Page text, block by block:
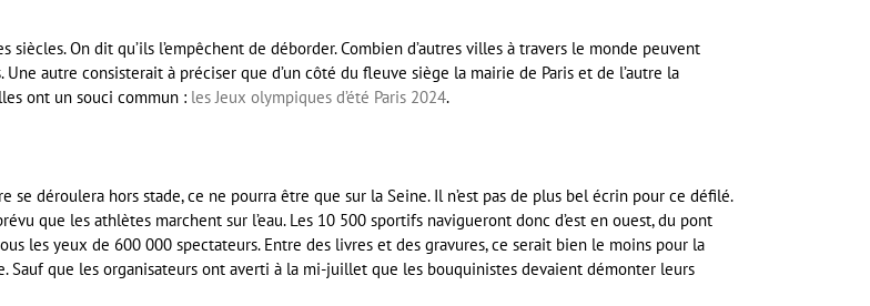
On dit qu’ils l’empêchent de déborder. Combien d’autres villes à travers le monde peuvent
autre consisterait à préciser que d’un côté du fleuve siège la mairie de Paris et de l’autre la
ont un souci commun : les Jeux olympiques d’été Paris 2024.
déroulera hors stade, ce ne pourra être que sur la Seine. Il n’est pas de plus bel écrin pour ce défilé.
que les athlètes marchent sur l’eau. Les 10 500 sportifs navigueront donc d’est en ouest, du pont
les yeux de 600 000 spectateurs. Entre des livres et des gravures, ce serait bien le moins pour la
Sauf que les organisateurs ont averti à la mi-juillet que les bouquinistes devaient démonter leurs